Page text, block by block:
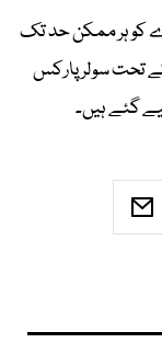
کو ہر ممکن حد تک
تحت سولر پارکس
گئے ہیں۔